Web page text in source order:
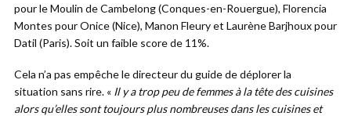
pour le Moulin de Cambelong (Conques-en-Rouergue), Florencia
Montes pour Onice (Nice), Manon Fleury et Laurène Barjhoux pour
Datil (Paris). Soit un faible score de 11%.
Cela n’a pas empêche le directeur du guide de déplorer la
situation sans rire. « Il y a trop peu de femmes à la tête des cuisines
alors qu’elles sont toujours plus nombreuses dans les cuisines et